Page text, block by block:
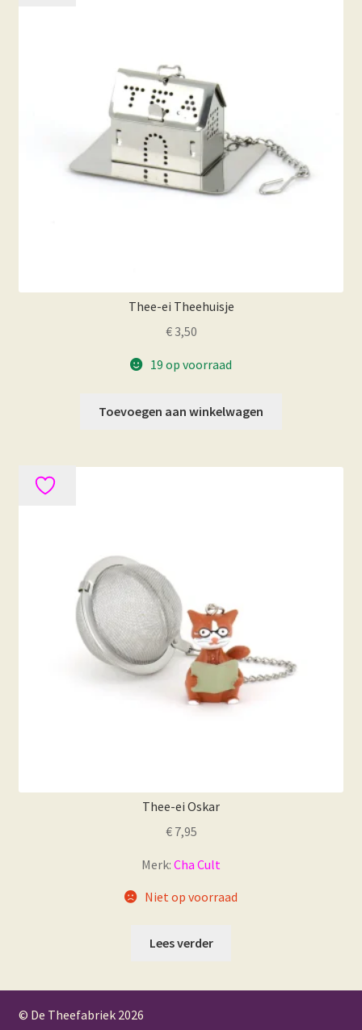
Thee-ei Theehuisje
€3,50
19 op voorraad
Toevoegen aan winkelwagen
Thee-ei Oskar
€7,95
Merk: Cha Cult
Niet op voorraad
Lees verder
© De Theefabriek 2026